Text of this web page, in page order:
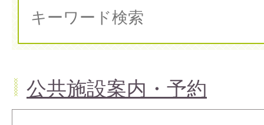
公共施設案内・予約